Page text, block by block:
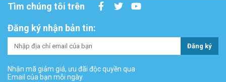
Tìm chúng tôi trên
Đăng ký nhận bản tin:
Đăng ký
Nhận mã giảm giá, ưu đãi độc quyền qua
Email của bạn mỗi ngày.